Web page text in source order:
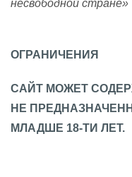
несвободной стране»
ОГРАНИЧЕНИЯ
САЙТ МОЖЕТ
НЕ
МЛАДШЕ 18-ТИ ЛЕТ.